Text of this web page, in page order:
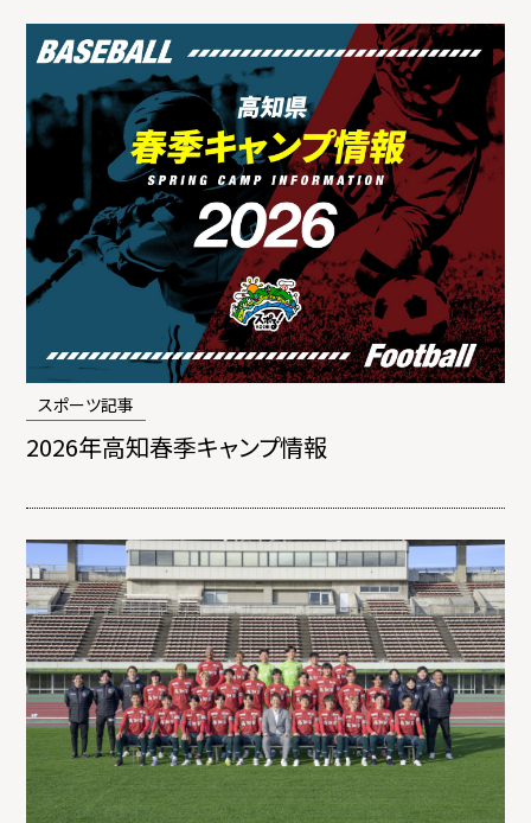
スポーツ記事
2026年高知春季キャンプ情報